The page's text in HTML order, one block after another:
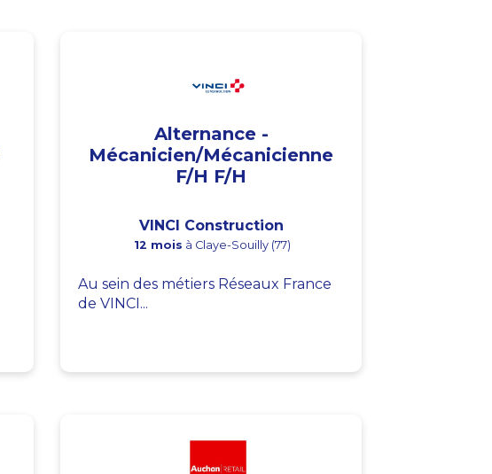
Alternance -
Mécanicien/Mécanicienne
F/H F/H
VINCI Construction
12 mois à Claye-Souilly (77)
Au sein des métiers Réseaux France
de VINCI...